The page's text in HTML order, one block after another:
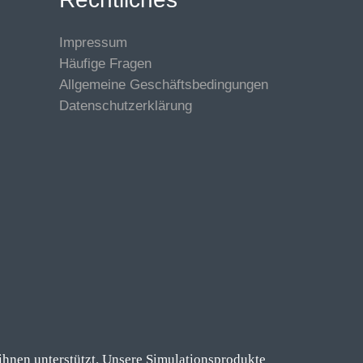
Impressum
Häufige Fragen
Allgemeine Geschäftsbedingungen
Datenschutzerklärung
unterstützt. Unsere Simulationsprodukte